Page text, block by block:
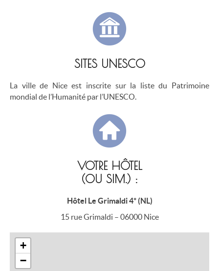
SITES UNESCO
La ville de Nice est inscrite sur la liste du Patrimoine
mondial de l’Humanité par l’UNESCO.
VOTRE HÔTEL
(OU SIM.) :
Hôtel Le Grimaldi 4* (NL)
15 rue Grimaldi – 06000 Nice
+
−